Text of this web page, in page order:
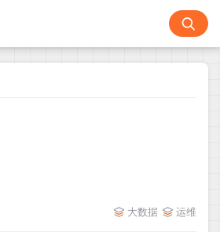
大数据 运维